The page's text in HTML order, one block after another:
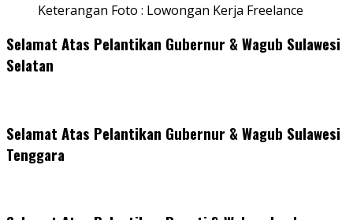
Keterangan Foto : Lowongan Kerja Freelance
Selamat Atas Pelantikan Gubernur & Wagub Sulawesi
Selatan
Selamat Atas Pelantikan Gubernur & Wagub Sulawesi
Tenggara